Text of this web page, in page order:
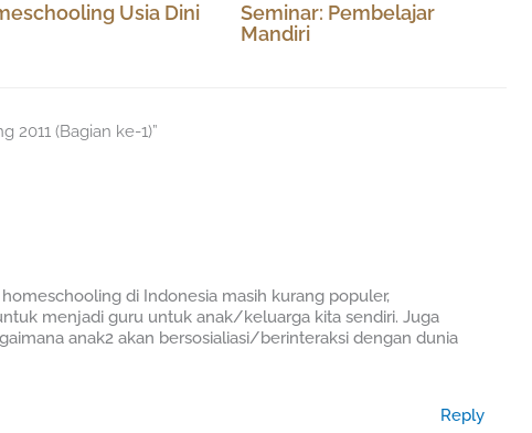
Usia Dini
Seminar: Pembelajar
Mandiri
2011 (Bagian ke-1)”
di Indonesia masih kurang populer,
menjadi guru untuk anak/keluarga kita sendiri. Juga
anak2 akan bersosialiasi/berinteraksi dengan dunia
Reply